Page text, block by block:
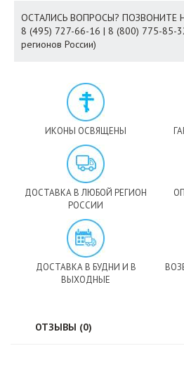
ОСТАЛИСЬ ВОПРОСЫ? ПОЗВОНИТЕ
8 (495) 727-66-16 | 8 (800) 775-85-
регионов России)
ИКОНЫ ОСВЯЩЕНЫ
ДОСТАВКА В ЛЮБОЙ РЕГИОН
РОССИИ
ДОСТАВКА В БУДНИ И В
ВЫХОДНЫЕ
ОТЗЫВЫ (0)